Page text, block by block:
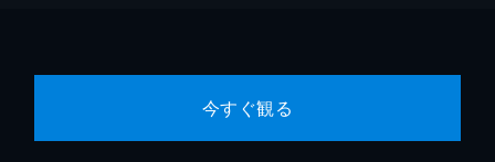
今すぐ観る